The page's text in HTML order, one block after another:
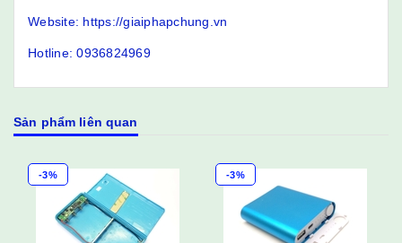
Website: https://giaiphapchung.vn
Hotline: 0936824969
Sản phẩm liên quan
-3%